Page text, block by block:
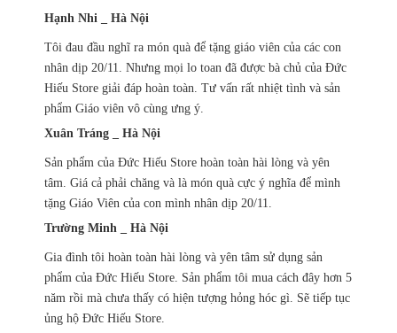
Hạnh Nhi _ Hà Nội
Tôi đau đầu nghĩ ra món quà để tặng giáo viên của các con
nhân dịp 20/11. Nhưng mọi lo toan đã được bà chủ của Đức
Hiếu Store giải đáp hoàn toàn. Tư vấn rất nhiệt tình và sản
phẩm Giáo viên vô cùng ưng ý.
Xuân Tráng _ Hà Nội
Sản phẩm của Đức Hiếu Store hoàn toàn hài lòng và yên
tâm. Giá cả phải chăng và là món quà cực ý nghĩa để mình
tặng Giáo Viên của con mình nhân dịp 20/11.
Trường Minh _ Hà Nội
Gia đình tôi hoàn toàn hài lòng và yên tâm sử dụng sản
phẩm của Đức Hiếu Store. Sản phẩm tôi mua cách đây hơn 5
năm rồi mà chưa thấy có hiện tượng hỏng hóc gì. Sẽ tiếp tục
ủng hộ Đức Hiếu Store.